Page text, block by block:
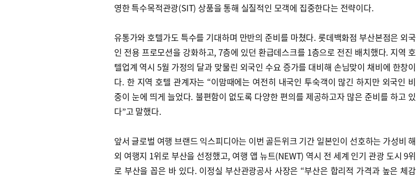
영한 특수목적관광(SIT) 상품을 통해 실질적인 모객에 집중한다는 전략이다.
유통가와 호텔가도 특수를 기대하며 만반의 준비를 마쳤다. 롯데백화점 부산본점은 외국
인 전용 프로모션을 강화하고, 7층에 있던 환급데스크를 1층으로 전진 배치했다. 지역 호
텔업계 역시 5월 가정의 달과 맞물린 외국인 수요 증가를 대비해 손님맞이 채비에 한창이
다. 한 지역 호텔 관계자는 “이맘때에는 여전히 내국인 투숙객이 많긴 하지만 외국인 비
중이 눈에 띄게 늘었다. 불편함이 없도록 다양한 편의를 제공하고자 많은 준비를 하고 있
다”고 말했다.
앞서 글로벌 여행 브랜드 익스피디아는 이번 골든위크 기간 일본인이 선호하는 가성비 해
외 여행지 1위로 부산을 선정했고, 여행 앱 뉴트(NEWT) 역시 전 세계 인기 관광 도시 9위
로 부산을 꼽은 바 있다. 이정실 부산관광공사 사장은 “부산은 합리적 가격과 높은 체감